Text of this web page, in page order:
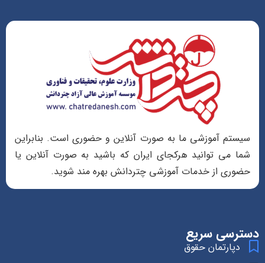
سیستم آموزشی ما به صورت آنلاین و حضوری است. بنابراین
شما می توانید هرکجای ایران که باشید به صورت آنلاین یا
حضوری از خدمات آموزشی چتردانش بهره مند شوید.
دسترسی سریع
دپارتمان حقوق